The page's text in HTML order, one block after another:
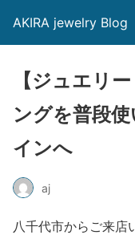
AKIRA jewelry Blog
【ジュエリ
ングを普段
インへ
aj
八千代市からご来店